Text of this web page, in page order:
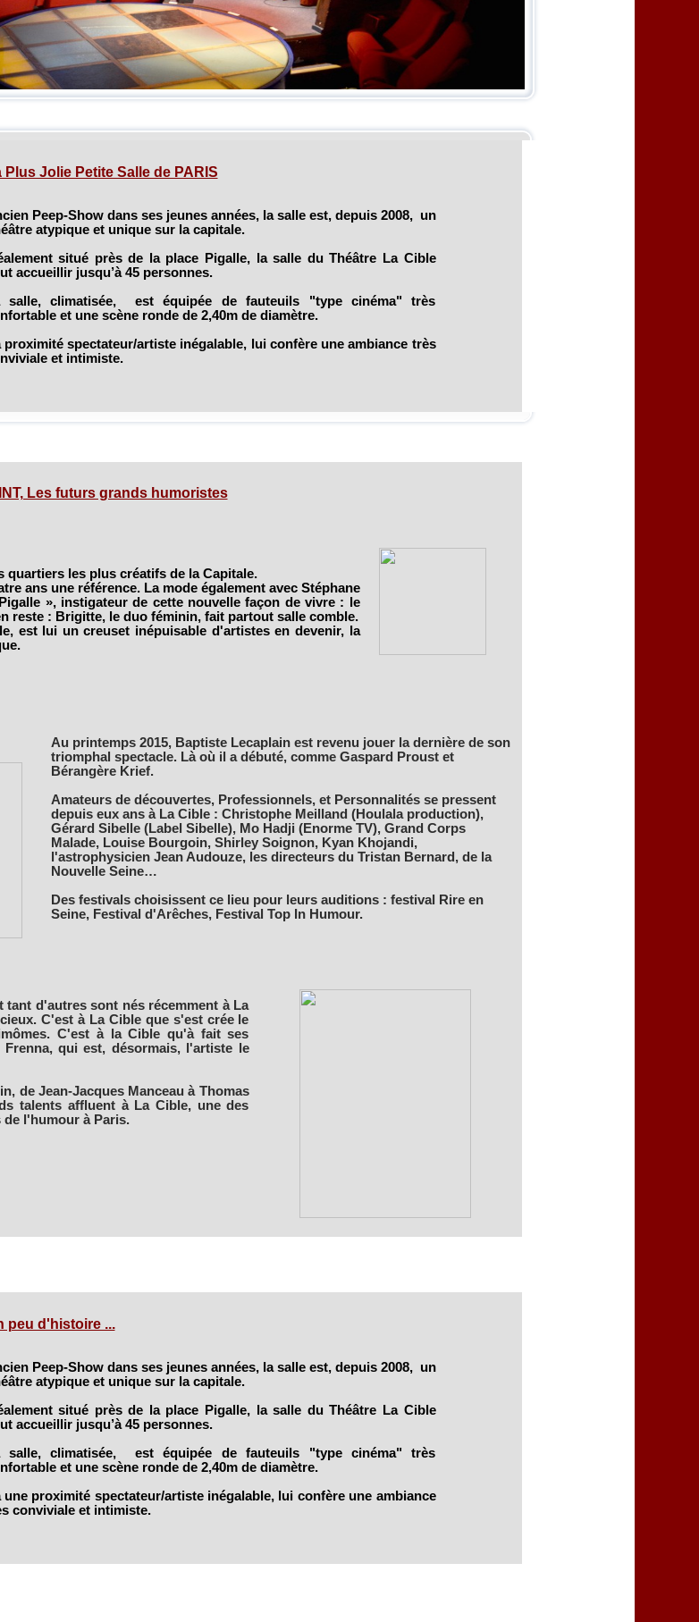
Plus Jolie Petite Salle de PARIS
Peep-Show dans ses jeunes années, la salle est, depuis 2008, un
atypique et unique sur la capitale.
situé près de la place Pigalle, la salle du Théâtre La Cible
accueillir jusqu’à 45 personnes.
salle, climatisée, est équipée de fauteuils "type cinéma" très
et une scène ronde de 2,40m de diamètre.
proximité spectateur/artiste inégalable, lui confère une ambiance très
et intimiste.
Les futurs grands humoristes
quartiers les plus créatifs de la Capitale.
ans une référence. La mode également avec Stéphane
», instigateur de cette nouvelle façon de vivre : le
reste : Brigitte, le duo féminin, fait partout salle comble.
est lui un creuset inépuisable d'artistes en devenir, la
Au printemps 2015, Baptiste Lecaplain est revenu jouer la dernière de son
triomphal spectacle. Là où il a débuté, comme Gaspard Proust et
Bérangère Krief.
Amateurs de découvertes, Professionnels, et Personnalités se pressent
depuis eux ans à La Cible : Christophe Meilland (Houlala production),
Gérard Sibelle (Label Sibelle), Mo Hadji (Enorme TV), Grand Corps
Malade, Louise Bourgoin, Shirley Soignon, Kyan Khojandi,
l'astrophysicien Jean Audouze, les directeurs du Tristan Bernard, de la
Nouvelle Seine…
Des festivals choisissent ce lieu pour leurs auditions : festival Rire en
Seine, Festival d'Arêches, Festival Top In Humour.
tant d'autres sont nés récemment à La
C'est à La Cible que s'est crée le
C'est à la Cible qu'à fait ses
qui est, désormais, l'artiste le
de Jean-Jacques Manceau à Thomas
talents affluent à La Cible, une des
l'humour à Paris.
peu d'histoire ...
Peep-Show dans ses jeunes années, la salle est, depuis 2008, un
atypique et unique sur la capitale.
situé près de la place Pigalle, la salle du Théâtre La Cible
accueillir jusqu’à 45 personnes.
salle, climatisée, est équipée de fauteuils "type cinéma" très
et une scène ronde de 2,40m de diamètre.
une proximité spectateur/artiste inégalable, lui confère une ambiance
conviviale et intimiste.